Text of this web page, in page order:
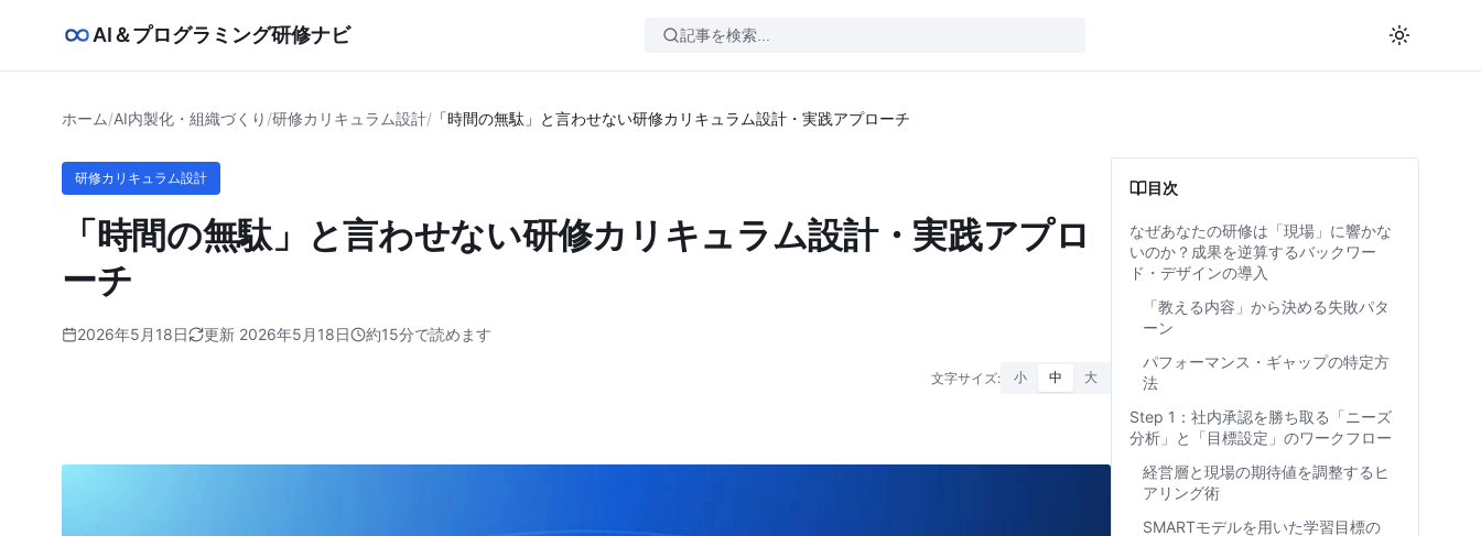
AI＆プログラミング研修ナビ
ホーム/AI内製化・組織づくり /研修カリキュラム設計/ 「時間の無駄」と言わせない研修カリキュラム設計・実践アプローチ
研修カリキュラム設計
「時間の無駄」と言わせない研修カリキュラム設計・実践アプロ
ーチ
2026年5月18日 更新 2026年5月18日 約15分で読めます
文字サイズ: 小 中 大
目次
なぜあなたの研修は「現場」に響かな
いのか？成果を逆算するバックワー
ド・デザインの導入
「教える内容」から決める失敗パタ
ーン
パフォーマンス・ギャップの特定方
法
Step 1：社内承認を勝ち取る「ニーズ
分析」と「目標設定」のワークフロー
経営層と現場の期待値を調整するヒ
アリング術
SMARTモデルを用いた学習目標の